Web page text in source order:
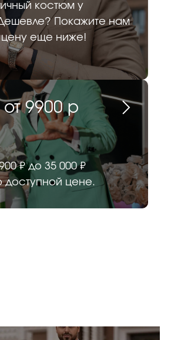
костюм у
Покажите нам
еще ниже!
9900 р
₽ до 35 000 ₽
цене.